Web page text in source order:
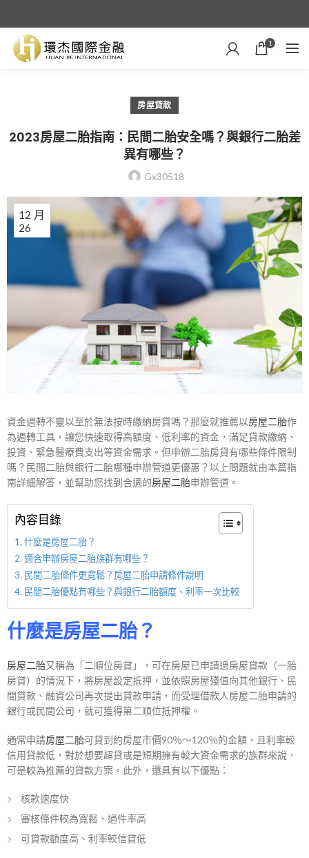
1
房屋貸款
2023房屋二胎指南：民間二胎安全嗎？與銀行二胎差
異有哪些？
Gx30518
26
12 月
資金週轉不靈以至於無法按時繳納房貸嗎？那麼就推薦以房屋二胎作
為週轉工具，讓您快速取得高額度、低利率的資金，滿足貸款繳納、
投資、緊急醫療費支出等資金需求。但申辦二胎房貸有哪些條件限制
嗎？民間二胎與銀行二胎哪種申辦管道更優惠？以上問題就由本篇指
南詳細解答，並幫助您找到合適的房屋二胎申辦管道。
內容目錄
什麼是房屋二胎？
適合申辦房屋二胎族群有哪些？
民間二胎條件更寬鬆？房屋二胎申請條件說明
民間二胎優點有哪些？與銀行二胎額度、利率一次比較
什麼是房屋二胎？
房屋二胎又稱為「二順位房貸」，可在房屋已申請過房屋貸款（一胎
房貸）的情況下，將房屋設定抵押，並依照房屋殘值向其他銀行、民
間貸款、融資公司再次提出貸款申請，而受理借款人房屋二胎申請的
銀行或民間公司，就可獲得第二順位抵押權。
通常申請房屋二胎可貸到約房屋市價90％～120％的金額，且利率較
信用貸款低，對於想要超貸或是短期擁有較大資金需求的族群來說，
可是較為推薦的貸款方案。此外，還具有以下優點：
核款速度快
審核條件較為寬鬆、過件率高
可貸款額度高、利率較信貸低